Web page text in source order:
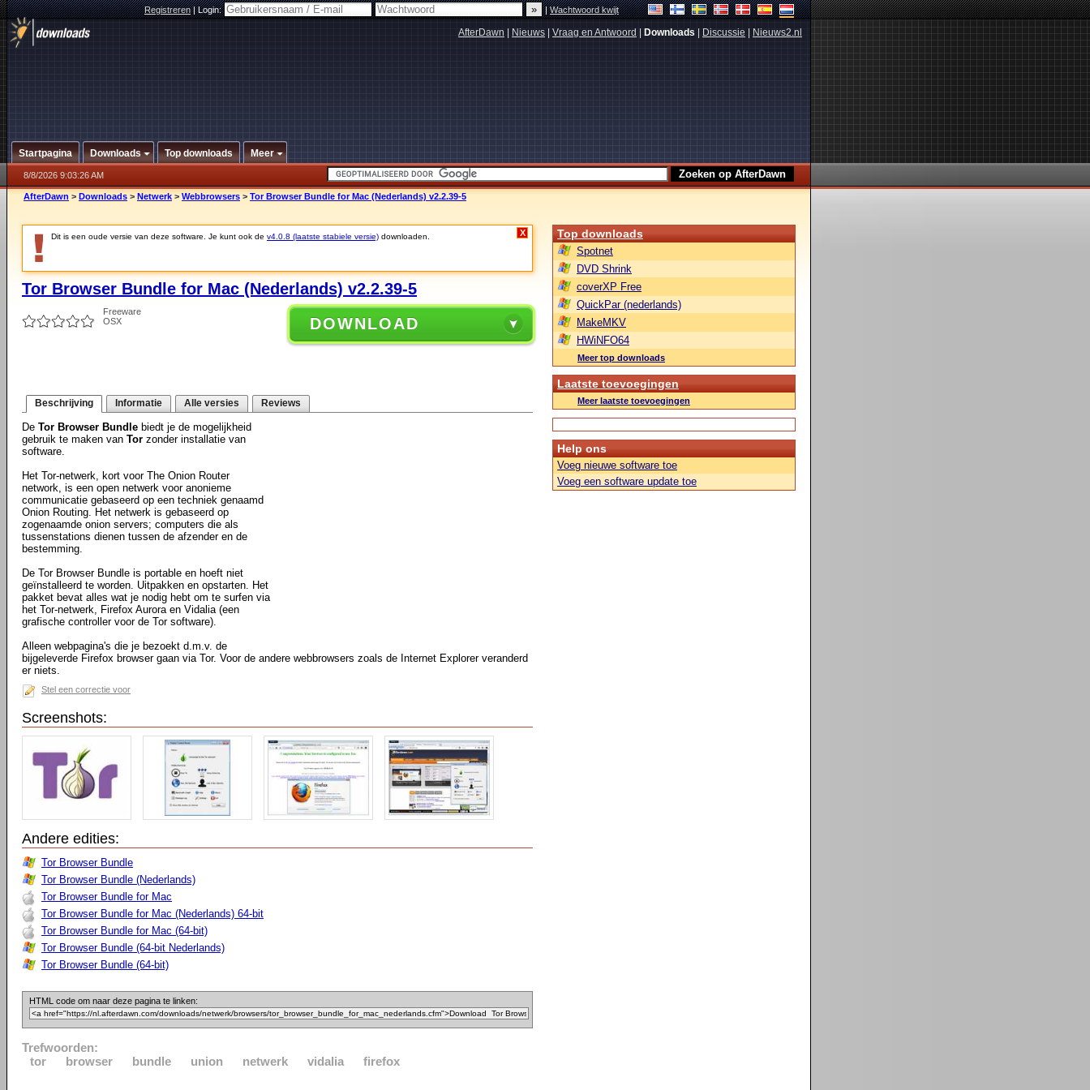
Registreren|Login: |Wachtwoord kwijt
AfterDawn Nieuws Vraag en Antwoord Downloads Discussie Nieuws2.nl
Startpagina Downloads Top downloads Meer
8/8/2026 9:03:26 AM
AfterDawn > Downloads > Netwerk > Webbrowsers > Tor Browser Bundle for Mac (Nederlands) v2.2.39-5
Dit is een oude versie van deze software. Je kunt ook de v4.0.8 (laatste stabiele versie) downloaden. X
Tor Browser Bundle for Mac (Nederlands) v2.2.39-5
Freeware
OSX
DOWNLOAD
Beschrijving Informatie Alle versies Reviews
De Tor Browser Bundle biedt je de mogelijkheid
gebruik te maken van Tor zonder installatie van
software.
Het Tor-netwerk, kort voor The Onion Router
network, is een open netwerk voor anonieme
communicatie gebaseerd op een techniek genaamd
Onion Routing. Het netwerk is gebaseerd op
zogenaamde onion servers; computers die als
tussenstations dienen tussen de afzender en de
bestemming.
De Tor Browser Bundle is portable en hoeft niet
geïnstalleerd te worden. Uitpakken en opstarten. Het
pakket bevat alles wat je nodig hebt om te surfen via
het Tor-netwerk, Firefox Aurora en Vidalia (een
grafische controller voor de Tor software).
Alleen webpagina's die je bezoekt d.m.v. de
bijgeleverde Firefox browser gaan via Tor. Voor de andere webbrowsers zoals de Internet Explorer veranderd
er niets.
Stel een correctie voor
Screenshots:
Andere edities:
Tor Browser Bundle
Tor Browser Bundle (Nederlands)
Tor Browser Bundle for Mac
Tor Browser Bundle for Mac (Nederlands) 64-bit
Tor Browser Bundle for Mac (64-bit)
Tor Browser Bundle (64-bit Nederlands)
Tor Browser Bundle (64-bit)
HTML code om naar deze pagina te linken:
Trefwoorden:
tor
browser bundle union netwerk vidalia firefox
Top downloads
Spotnet
DVD Shrink
coverXP Free
QuickPar (nederlands)
MakeMKV
HWiNFO64
Meer top downloads
Laatste toevoegingen
Meer laatste toevoegingen
Help ons
Voeg nieuwe software toe
Voeg een software update toe